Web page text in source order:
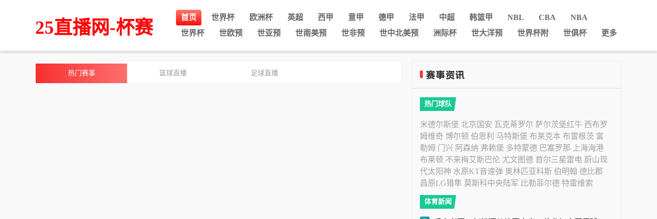
25直播网-杯赛 首页 世界杯 欧洲杯 英超 西甲 意甲 德甲 法甲 中超 韩篮甲 NBL CBA
NBA
世界杯
世欧预 世亚预 世南美预 世非预 世中北美预 洲际杯 世大洋预 世界杯附 世俱杯 更多
热门赛事 篮球直播 足球直播
热门球队
米德尔斯堡 北京国安 瓦克蒂罗尔 萨尔茨堡红牛 西布罗
姆维奇 博尔顿 伯恩利 马特斯堡 布莱克本 布雷根茨 富
勒姆 门兴 阿森纳 弗赖堡 多特蒙德 巴塞罗那
上海海港
布莱顿 不来梅艾斯巴伦 尤文图德 首尔三星雷电 蔚山现
代太阳神 水原KT音速弹 奥林匹亚科斯 伯明翰 德比郡
昌原LG猎隼 莫斯科中央陆军 比勒菲尔德 特雷维索
体育新闻